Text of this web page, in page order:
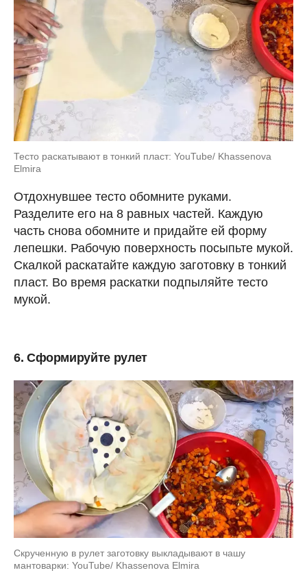
Тесто раскатывают в тонкий пласт: YouTube/ Khassenova
Elmira
Отдохнувшее тесто обомните руками.
Разделите его на 8 равных частей. Каждую
часть снова обомните и придайте ей форму
лепешки. Рабочую поверхность посыпьте мукой.
Скалкой раскатайте каждую заготовку в тонкий
пласт. Во время раскатки подпыляйте тесто
мукой.
6. Сформируйте рулет
Скрученную в рулет заготовку выкладывают в чашу
мантоварки: YouTube/ Khassenova Elmira